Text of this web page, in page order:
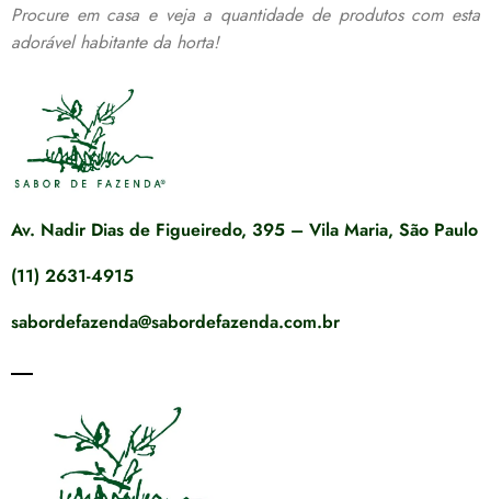
Procure em casa e veja a quantidade de produtos com esta
adorável habitante da horta!
Av. Nadir Dias de Figueiredo, 395 – Vila Maria, São Paulo
(11) 2631-4915
sabordefazenda@sabordefazenda.com.br